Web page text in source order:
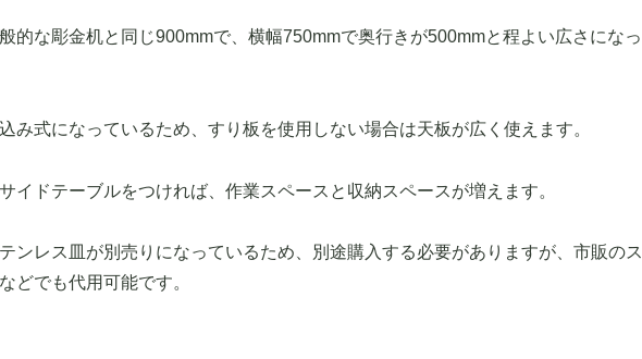
的な彫金机と同じ900mmで、横幅750mmで奥行きが500mmと程よい広さになっ
み式になっているため、すり板を使用しない場合は天板が広く使えます。
イドテーブルをつければ、作業スペースと収納スペースが増えます。
ンレス皿が別売りになっているため、別途購入する必要がありますが、市販のス
どでも代用可能です。